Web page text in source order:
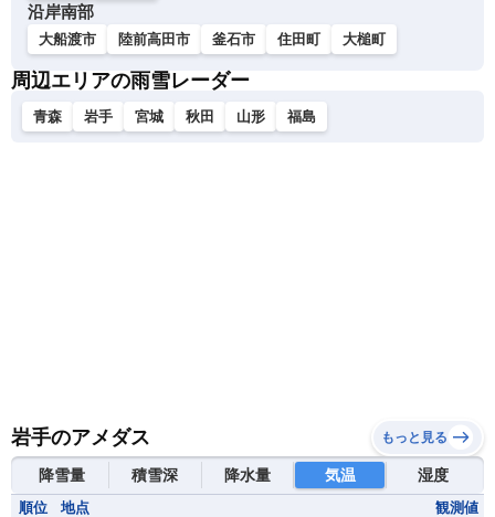
沿岸南部
大船渡市 陸前高田市 釜石市 住田町 大槌町
周辺エリアの雨雪レーダー
青森 岩手 宮城 秋田 山形 福島
岩手のアメダス もっと見る
降雪量 積雪深 降水量 気温 湿度
順位 地点 観測値